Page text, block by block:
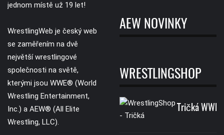
jednom místě už 19 let!
WrestlingWeb je český web
se zaměřením na dvě
největší wrestlingové
společnosti na světě,
kterými jsou WWE® (World
Wrestling Entertainment,
Inc.) a AEW® (All Elite
Wrestling, LLC).
AEW NOVINKY
WRESTLINGSHOP
Tričká WWE